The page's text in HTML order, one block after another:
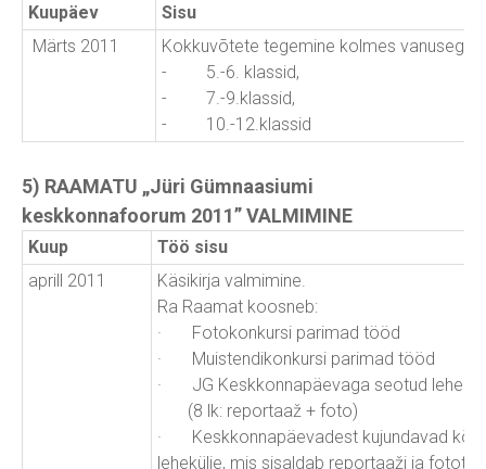
Kuupäev
Sisu
Märts 2011
Kokkuvõtete tegemine kolmes
- 5.-6. klassid,
- 7.-9.klassid,
- 10.-12.klassid
5) RAAMATU „Jüri Gümnaasiumi
keskkonnafoorum 2011” VALMIMINE
Kuup
Töö sisu
aprill 2011
Käsikirja valmimine.
Ra Raamat koosneb:
· Fotokonkursi parimad tööd
· Muistendikonkursi parimad tööd
· JG Keskkonnapäevaga seotud
(8 lk: reportaaž + foto)
· Keskkonnapäevadest kujundavad kõik
lehekülje, mis sisaldab reportaaži ja fotot